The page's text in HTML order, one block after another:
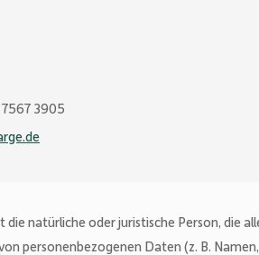
3905
natürliche oder juristische Person, die
personenbezogenen Daten (z. B.